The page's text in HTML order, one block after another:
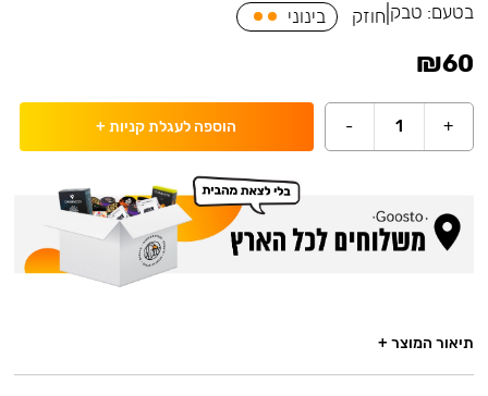
בטעם: טבק חוזק בינוני
₪60
+
1
- הוספה לעגלת קניות +
תיאור המוצר +